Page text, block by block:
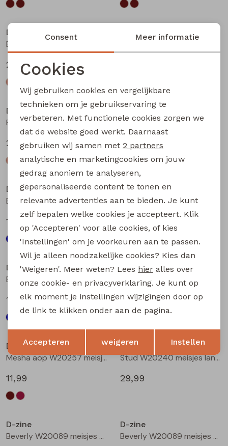
D-zine
24,99
D-zine
Nieuw
D-zine
Babse W20238 meisjes sweatshirt Cyclaam
24,99
D-zine
19,99
Nieuw
D-zine
Bailee W20080 meisjes sweatshirt Wijnrood
19,99
D-zine
17,99
Nieuw
D-zine
Bandra W20079 meisjes lange broek Wijnrood
17,99
D-zine
11,99
D-zine
Mesha aop W20257 meisjes t-shirts lange mouw Wijnrood
11,99
D-zine
Stud W20240 meisjes lange broek Denim grey
29,99
D-zine
Beverly W20089 meisjes T-shirt korte mouw Ecru
D-zine
Beverly W20089 meisjes T-shirt korte mouw Ecru melee
Noodzakelijke cookies
Analytische cookies
Marketing cookies
Terug Opslaan
Consent Meer informatie
Cookies
Wij gebruiken cookies en vergelijkbare
technieken om je gebruikservaring te
verbeteren. Met functionele cookies zorgen we
dat de website goed werkt. Daarnaast
gebruiken wij samen met 2 partners
analytische en marketingcookies om jouw
gedrag anoniem te analyseren,
gepersonaliseerde content te tonen en
relevante advertenties aan te bieden. Je kunt
zelf bepalen welke cookies je accepteert. Klik
op 'Accepteren' voor alle cookies, of kies
'Instellingen' om je voorkeuren aan te passen.
Wil je alleen noodzakelijke cookies? Kies dan
'Weigeren'. Meer weten? Lees hier alles over
onze cookie- en privacyverklaring. Je kunt op
elk moment je instellingen wijzigingen door op
de link te klikken onder aan de pagina.
Accepteren weigeren Instellen